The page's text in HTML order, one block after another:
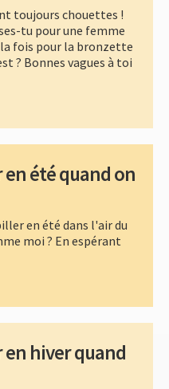
toujours chouettes !
tu pour une femme
fois pour la bronzette
? Bonnes vagues à toi
été quand on
en été dans l'air du
moi ? En espérant
hiver quand